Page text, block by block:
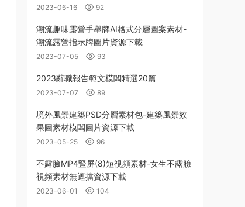
2023-06-16 92
潮流趣味露營手舉牌AI格式分層圖案素材-
潮流露營指示牌圖片資源下載
2023-07-05 93
2023辭職報告範文模闆精選20篇
2023-07-07 89
境外風景建築PSD分層素材包-建築風景效
果圖素材模闆圖片資源下載
2023-05-25 96
不露臉MP4豎屏(8)短視頻素材-女生不露臉
視頻素材無遮擋資源下載
2023-06-01 104